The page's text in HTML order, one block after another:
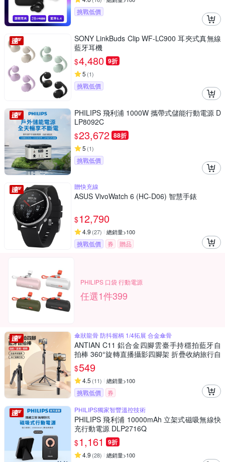
挑戰低價
SONY LinkBuds Clip WF-LC900 耳夾式真無線
藍牙耳機
$4,480 9折
5 (1)
挑戰低價
PHILIPS 飛利浦 1000W 攜帶式儲能行動電源 D
LP8092C
$23,672 88折
5 (1)
挑戰低價
贈快充線
ASUS VivoWatch 6 (HC-D06) 智慧手錶
$12,790
4.9 (27) 總銷量>100
挑戰低價 券 贈品
PHILIPS 口袋 行動電源
任選1件399
傘狀龍骨 防抖握柄 1/4拓展 合金傘骨
ANTIAN C11 鋁合金四腳雲臺手持穩拍藍牙自
拍棒 360°旋轉直播攝影四腳架 折疊收納旅行自
拍棒 185cm
$549
4.5 (11) 總銷量>100
挑戰低價
券
PHILIPS獨家智豐溫控技術
PHILIPS 飛利浦 10000mAh 立架式磁吸無線快
充行動電源 DLP2716Q
$1,161 9折
4.9 (28) 總銷量>100